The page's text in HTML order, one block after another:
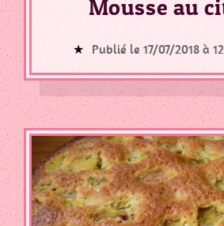
Mousse au
Publié le 17/07/2018 à